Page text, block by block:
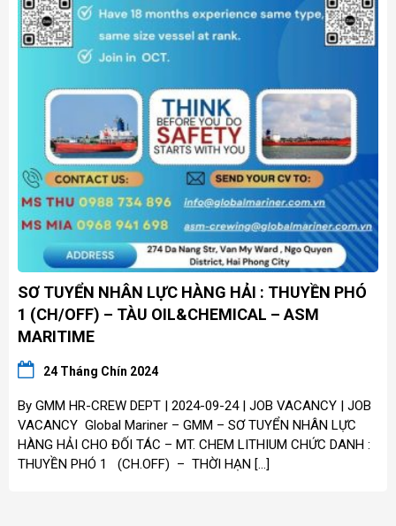
SƠ TUYỂN NHÂN LỰC HÀNG HẢI : THUYỀN PHÓ
1 (CH/OFF) – TÀU OIL&CHEMICAL – ASM
MARITIME
24 Tháng Chín 2024
By GMM HR-CREW DEPT | 2024-09-24 | JOB VACANCY | JOB
VACANCY Global Mariner – GMM – SƠ TUYỂN NHÂN LỰC
HÀNG HẢI CHO ĐỐI TÁC – MT. CHEM LITHIUM CHỨC DANH :
THUYỀN PHÓ 1 (CH.OFF) – THỜI HẠN […]